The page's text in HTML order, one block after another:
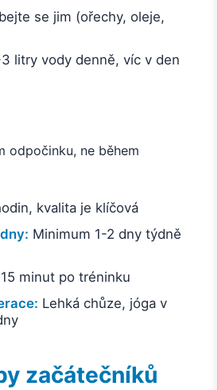
se jim (ořechy, oleje,
litry vody denně, víc v den
odpočinku, ne během
kvalita je klíčová
Minimum 1-2 dny týdně
minut po tréninku
Lehká chůze, jóga v
začátečníků